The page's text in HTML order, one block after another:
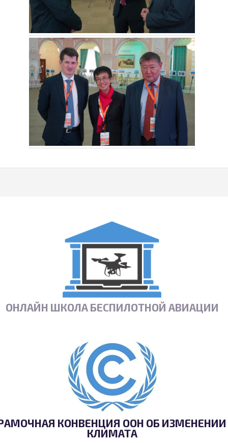
ОНЛАЙН ШКОЛА БЕСПИЛОТНОЙ АВИАЦИИ
КОНВЕНЦИЯ ООН ОБ ИЗМЕНЕНИИ
КЛИМАТА